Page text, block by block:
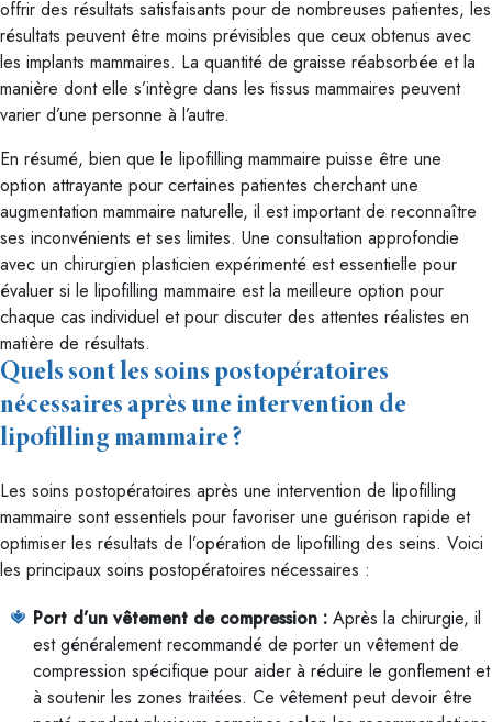
offrir des résultats satisfaisants pour de nombreuses patientes, les
résultats peuvent être moins prévisibles que ceux obtenus avec
les implants mammaires. La quantité de graisse réabsorbée et la
manière dont elle s’intègre dans les tissus mammaires peuvent
varier d’une personne à l’autre.
En résumé, bien que le lipofilling mammaire puisse être une
option attrayante pour certaines patientes cherchant une
augmentation mammaire naturelle, il est important de reconnaître
ses inconvénients et ses limites. Une consultation approfondie
avec un chirurgien plasticien expérimenté est essentielle pour
évaluer si le lipofilling mammaire est la meilleure option pour
chaque cas individuel et pour discuter des attentes réalistes en
matière de résultats.
Quels sont les soins postopératoires
nécessaires après une intervention de
lipofilling mammaire ?
Les soins postopératoires après une intervention de lipofilling
mammaire sont essentiels pour favoriser une guérison rapide et
optimiser les résultats de l’opération de lipofilling des seins. Voici
les principaux soins postopératoires nécessaires :
Port d’un vêtement de compression : Après la chirurgie, il
est généralement recommandé de porter un vêtement de
compression spécifique pour aider à réduire le gonflement et
à soutenir les zones traitées. Ce vêtement peut devoir être